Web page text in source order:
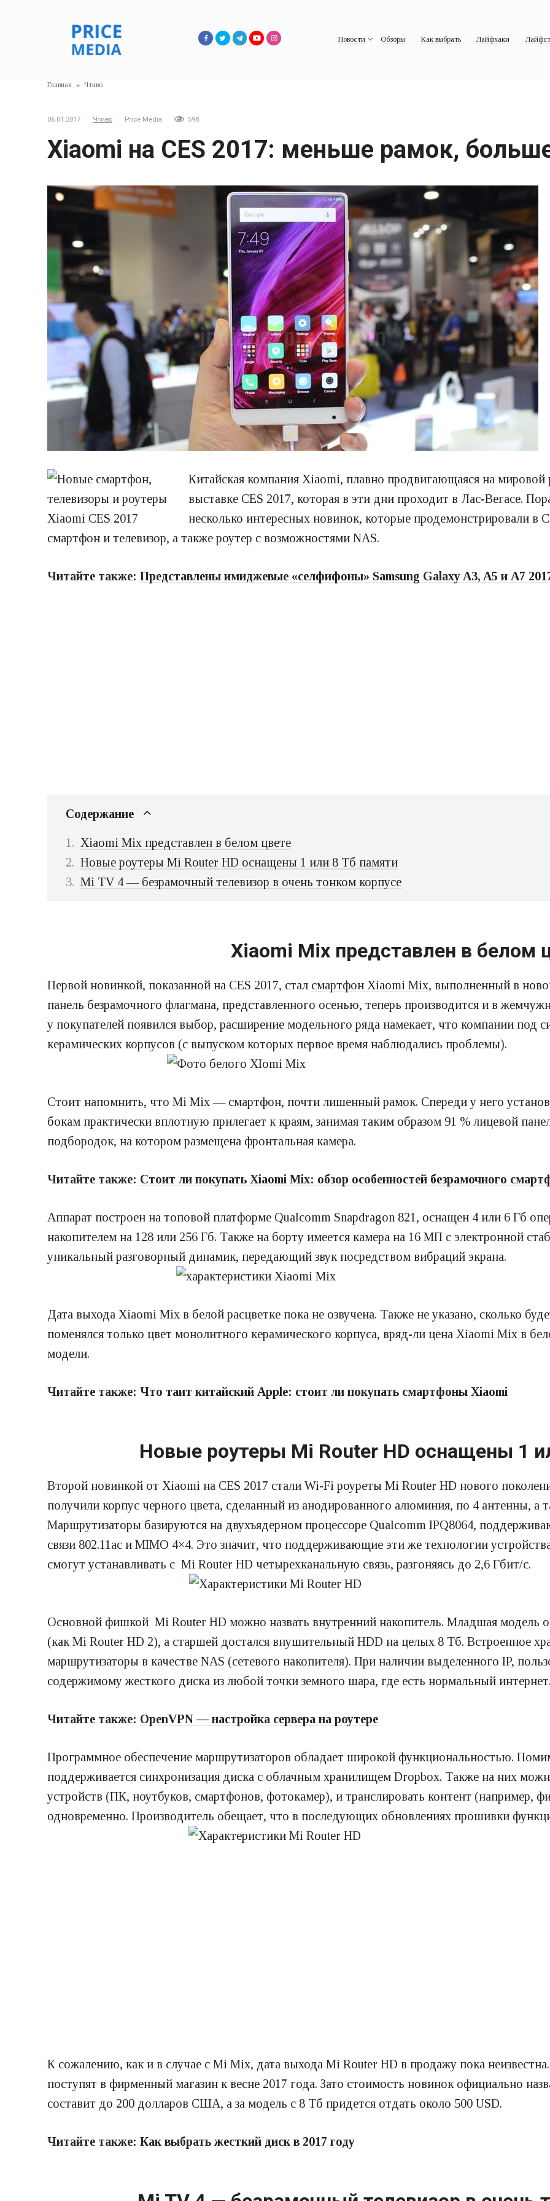
Новости Обзоры Как выбрать Лайфхаки
Главная » Чтиво
06.01.2017 Чтиво Price Media 598
Xiaomi на CES 2017: меньше рамок,
Китайская компания Xiaomi, плавно продвигающаяся на
выставке CES 2017, которая в эти дни проходит в Лас-Вегасе.
несколько интересных новинок, которые продемонстрировали
смартфон и телевизор, а также роутер с возможностями NAS.
Читайте также: Представлены имиджевые «селфифоны» Samsung Galaxy A3, A5 и A7
Содержание
Xiaomi Mix представлен в белом цвете
Новые роутеры Mi Router HD оснащены 1 или 8 Тб памяти
Mi TV 4 — безрамочный телевизор в очень тонком корпусе
Xiaomi Mix представлен в белом
Первой новинкой, показанной на CES 2017, стал смартфон Xiaomi Mix, выполненный в
панель безрамочного флагмана, представленного осенью, теперь производится и в
у покупателей появился выбор, расширение модельного ряда намекает, что компании под
керамических корпусов (с выпуском которых первое время наблюдались проблемы).
Стоит напомнить, что Mi Mix — смартфон, почти лишенный рамок. Спереди у него
бокам практически вплотную прилегает к краям, занимая таким образом 91 % лицевой
подбородок, на котором размещена фронтальная камера.
Читайте также: Стоит ли покупать Xiaomi Mix: обзор особенностей безрамочного
Аппарат построен на топовой платформе Qualcomm Snapdragon 821, оснащен 4 или 6 Гб
накопителем на 128 или 256 Гб. Также на борту имеется камера на 16 МП с электронной
уникальный разговорный динамик, передающий звук посредством вибраций экрана.
Дата выхода Xiaomi Mix в белой расцветке пока не озвучена. Также не указано, сколько
поменялся только цвет монолитного керамического корпуса, вряд-ли цена Xiaomi Mix в
модели.
Читайте также: Что таит китайский Apple: стоит ли покупать смартфоны Xiaomi
Новые роутеры Mi Router HD оснащены 1
Второй новинкой от Xiaomi на CES 2017 стали Wi-Fi роуреты Mi Router HD нового
получили корпус черного цвета, сделанный из анодированного алюминия, по 4 антенны, а
Маршрутизаторы базируются на двухъядерном процессоре Qualcomm IPQ8064,
связи 802.11ac и MIMO 4×4. Это значит, что поддерживающие эти же технологии
смогут устанавливать с Mi Router HD четырехканальную связь, разгоняясь до 2,6 Гбит/с.
Основной фишкой Mi Router HD можно назвать внутренний накопитель. Младшая модель
(как Mi Router HD 2), а старшей достался внушительный HDD на целых 8 Тб. Встроенное
маршрутизаторы в качестве NAS (сетевого накопителя). При наличии выделенного IP,
содержимому жесткого диска из любой точки земного шара, где есть нормальный
Читайте также: OpenVPN — настройка сервера на роутере
Программное обеспечение маршрутизаторов обладает широкой функциональностью.
поддерживается синхронизация диска с облачным хранилищем Dropbox. Также на них
устройств (ПК, ноутбуков, смартфонов, фотокамер), и транслировать контент (например,
одновременно. Производитель обещает, что в последующих обновлениях прошивки
К сожалению, как и в случае с Mi Mix, дата выхода Mi Router HD в продажу пока
поступят в фирменный магазин к весне 2017 года. Зато стоимость новинок официально
составит до 200 долларов США, а за модель с 8 Тб придется отдать около 500 USD.
Читайте также: Как выбрать жесткий диск в 2017 году